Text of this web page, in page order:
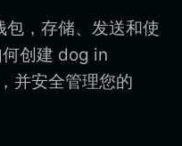
，存储、发送和使
创建 dog in
并安全管理您的